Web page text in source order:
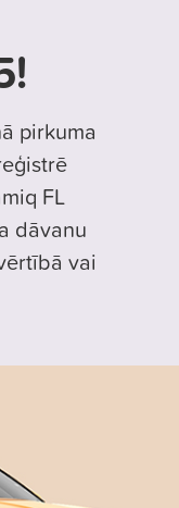
pirkuma
FL
dāvanu
vai